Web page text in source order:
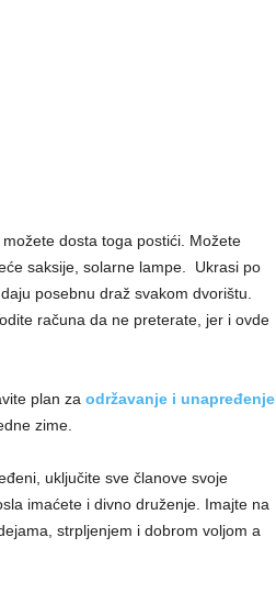
dosta toga postići. Možete
saksije, solarne lampe. Ukrasi po
posebnu draž svakom dvorištu.
računa da ne preterate, jer i ovde
plan za održavanje i unapređenje
zime.
uključite sve članove svoje
imaćete i divno druženje. Imajte na
strpljenjem i dobrom voljom a